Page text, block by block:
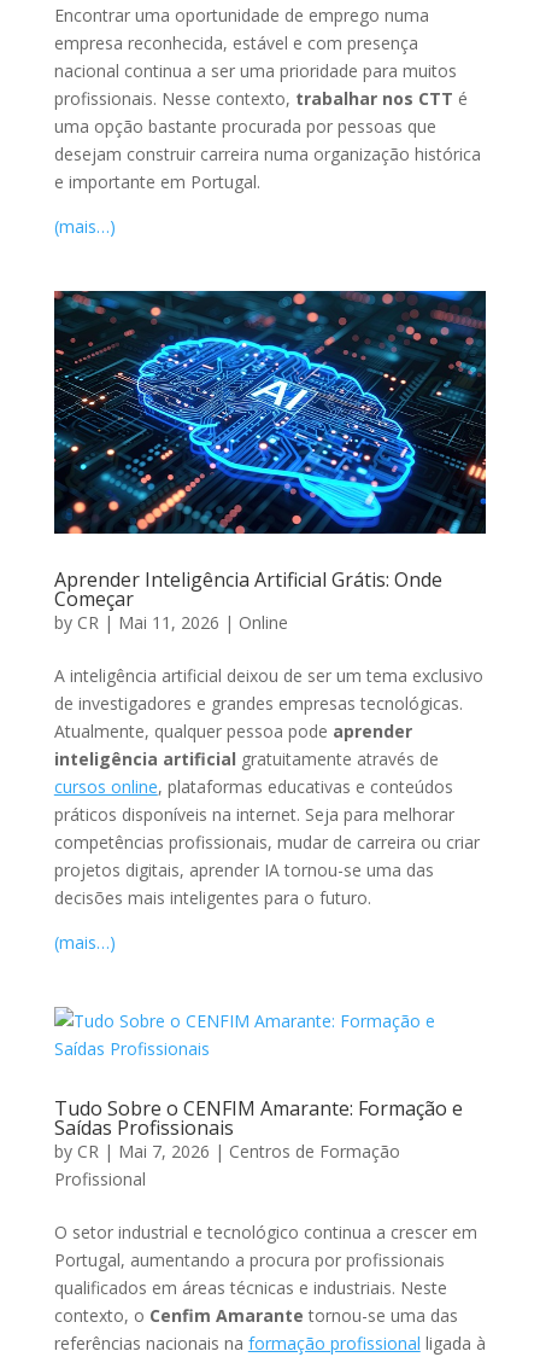
Encontrar uma oportunidade de emprego numa
empresa reconhecida, estável e com presença
nacional continua a ser uma prioridade para muitos
profissionais. Nesse contexto, trabalhar nos CTT é
uma opção bastante procurada por pessoas que
desejam construir carreira numa organização histórica
e importante em Portugal.
(mais…)
Aprender Inteligência Artificial Grátis: Onde
Começar
by CR| Mai 11, 2026 | Online
A inteligência artificial deixou de ser um tema exclusivo
de investigadores e grandes empresas tecnológicas.
Atualmente, qualquer pessoa pode aprender
inteligência artificial gratuitamente através de
cursos online, plataformas educativas e conteúdos
práticos disponíveis na internet. Seja para melhorar
competências profissionais, mudar de carreira ou criar
projetos digitais, aprender IA tornou-se uma das
decisões mais inteligentes para o futuro.
(mais…)
Tudo Sobre o CENFIM Amarante: Formação e
Saídas Profissionais
by CR| Mai 7, 2026 | Centros de Formação
Profissional
O setor industrial e tecnológico continua a crescer em
Portugal, aumentando a procura por profissionais
qualificados em áreas técnicas e industriais. Neste
contexto, o Cenfim Amarante tornou-se uma das
referências nacionais na formação profissional ligada à